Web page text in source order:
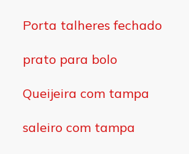
Porta talheres fechado
prato para bolo
Queijeira com tampa
saleiro com tampa